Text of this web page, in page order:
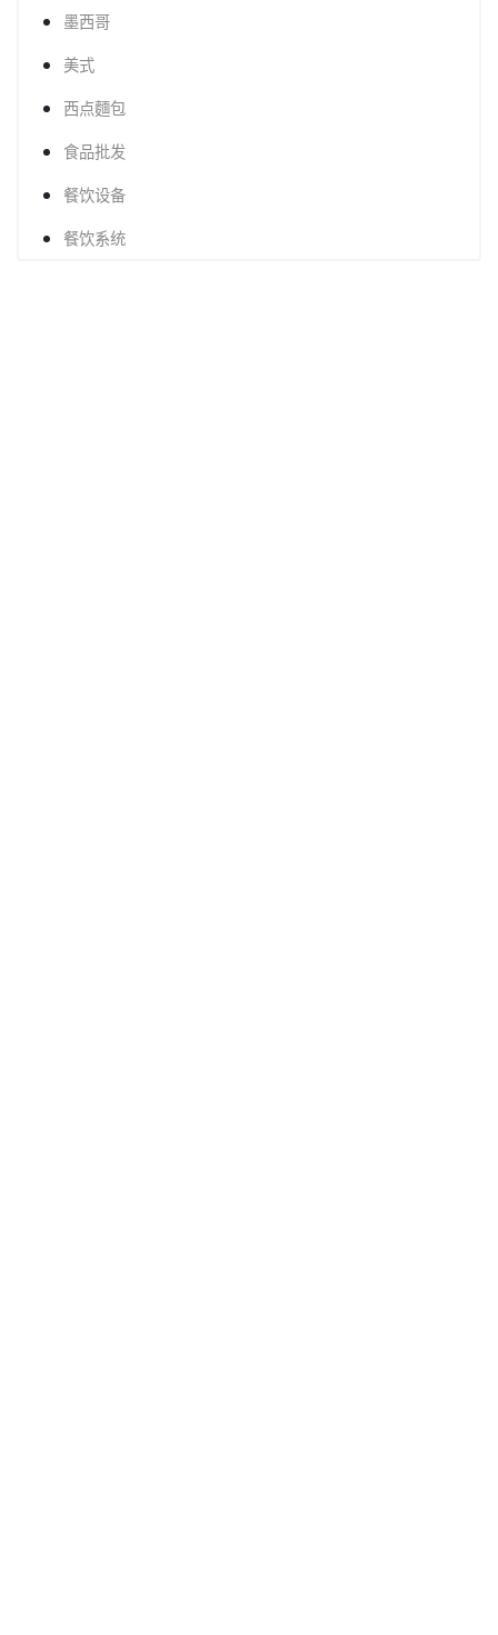
墨西哥
美式
西点麵包
食品批发
餐饮设备
餐饮系统